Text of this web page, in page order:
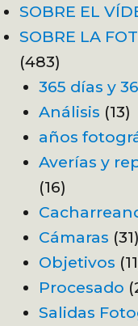
SOBRE EL
SOBRE LA
(483)
365 días y
Análisis (13)
años
Averías y
(16)
Cámaras (31)
Objetivos
Procesado
Salidas